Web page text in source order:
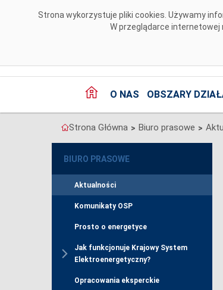
Strona wykorzystuje pliki cookies. Używamy
W przeglądarce
O NAS OBSZARY
Strona Główna > Biuro prasowe >
BIURO PRASOWE
Aktualności
Komunikaty OSP
Prosto o energetyce
Jak funkcjonuje Krajowy System
Elektroenergetyczny?
Opracowania eksperckie